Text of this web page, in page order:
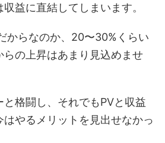
益に直結してしまいます。
からなのか、20〜30%くらい
の上昇はあまり見込めませ
格闘し、それでもPVと収益
やるメリットを見出せなかっ